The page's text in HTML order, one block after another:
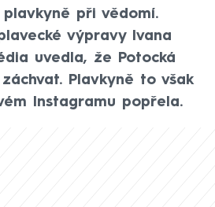
při vědomí.
výpravy Ivana
uvedla, že Potocká
Plavkyně to však
Instagramu popřela.